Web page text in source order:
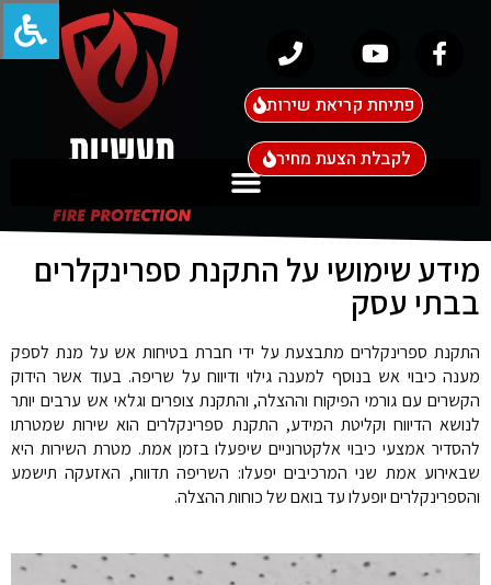
פתיחת קריאת שירות
לקבלת הצעת מחיר
מידע שימושי על התקנת ספרינקלרים
בבתי עסק
התקנת ספרינקלרים מתבצעת על ידי חברת בטיחות אש על מנת לספק
מענה כיבוי אש בנוסף למענה גילוי ודיווח על שריפה. בעוד אשר הידוק
הקשרים עם גורמי הפיקוח וההצלה, והתקנת צופרים וגלאי אש ערבים יותר
לנושא הדיווח וקליטת המידע, התקנת ספרינקלרים הוא שירות שמטרתו
להסדיר אמצעי כיבוי אלקטרוניים שיפעלו בזמן אמת. מטרת השירות היא
שבאירוע אמת שני המרכיבים יפעלו: השריפה תדווח, האזעקה תישמע
והספרינקלרים יופעלו עד בואם של כוחות ההצלה.